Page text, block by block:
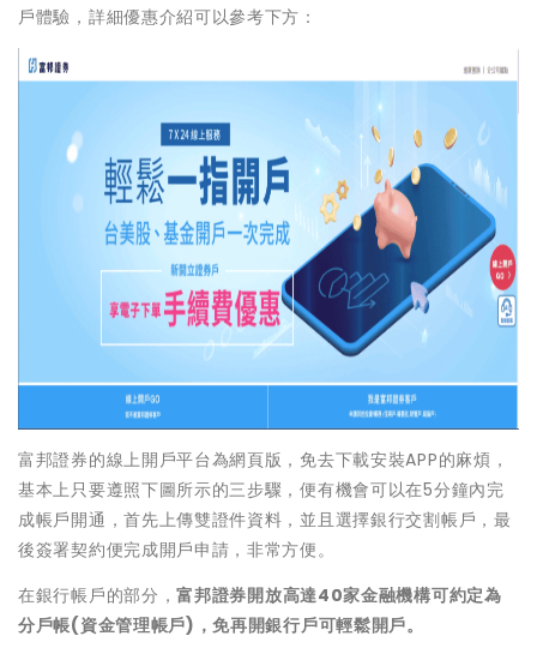
戶體驗，詳細優惠介紹可以參考下方：
富邦證券的線上開戶平台為網頁版，免去下載安裝APP的麻煩，
基本上只要遵照下圖所示的三步驟，便有機會可以在5分鐘內完
成帳戶開通，首先上傳雙證件資料，並且選擇銀行交割帳戶，最
後簽署契約便完成開戶申請，非常方便。
在銀行帳戶的部分，富邦證券開放高達40家金融機構可約定為
分戶帳(資金管理帳戶)，免再開銀行戶可輕鬆開戶。